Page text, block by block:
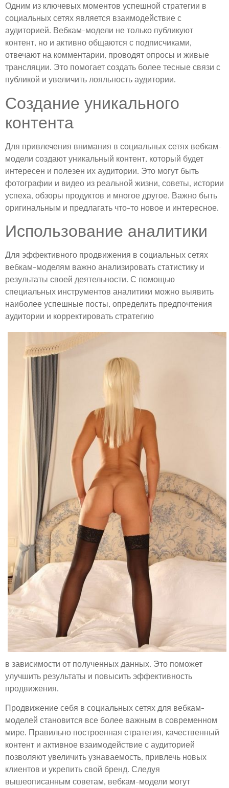
Одним из ключевых моментов успешной стратегии в
социальных сетях является взаимодействие с
аудиторией. Вебкам-модели не только публикуют
контент, но и активно общаются с подписчиками,
отвечают на комментарии, проводят опросы и живые
трансляции. Это помогает создать более тесные связи с
публикой и увеличить лояльность аудитории.
Создание уникального
контента
Для привлечения внимания в социальных сетях вебкам-
модели создают уникальный контент, который будет
интересен и полезен их аудитории. Это могут быть
фотографии и видео из реальной жизни, советы, истории
успеха, обзоры продуктов и многое другое. Важно быть
оригинальным и предлагать что-то новое и интересное.
Использование аналитики
Для эффективного продвижения в социальных сетях
вебкам-моделям важно анализировать статистику и
результаты своей деятельности. С помощью
специальных инструментов аналитики можно выявить
наиболее успешные посты, определить предпочтения
аудитории и корректировать стратегию
в зависимости от полученных данных. Это поможет
улучшить результаты и повысить эффективность
продвижения.
Продвижение себя в социальных сетях для вебкам-
моделей становится все более важным в современном
мире. Правильно построенная стратегия, качественный
контент и активное взаимодействие с аудиторией
позволяют увеличить узнаваемость, привлечь новых
клиентов и укрепить свой бренд. Следуя
вышеописанным советам, вебкам-модели могут